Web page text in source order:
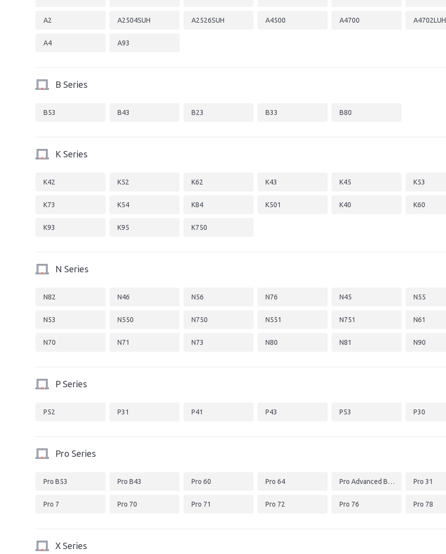
A2 A2504SUH A2526SUH A4500 A4700 A4702LUH
A4 A93
B Series
B53 B43 B23 B33 B80
K Series
K42 K52 K62 K43 K45 K53
K73 K54 K84 K501 K40 K60
K93 K95 K750
N Series
N82 N46 N56 N76 N45 N55
N53 N550 N750 N551 N751 N61
N70 N71 N73 N80 N81 N90
P Series
P52 P31 P41 P43 P53 P30
Pro Series
Pro B53 Pro B43 Pro 60 Pro 64 Pro Advanced B451JA Pro 31
Pro 7 Pro 70 Pro 71 Pro 72 Pro 76 Pro 78
X Series